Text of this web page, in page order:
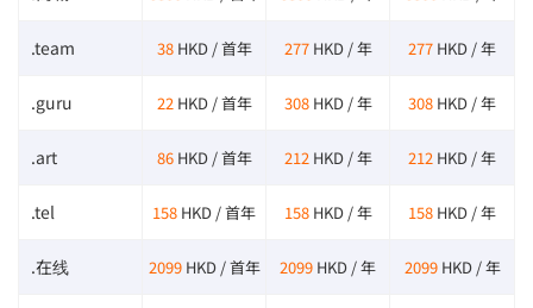
.team 38 HKD / 首年 277 HKD / 年 277 HKD / 年
.guru 22 HKD / 首年 308 HKD / 年 308 HKD / 年
.art 86 HKD / 首年 212 HKD / 年 212 HKD / 年
.tel 158 HKD / 首年 158 HKD / 年 158 HKD / 年
.在线 2099 HKD / 首年 2099 HKD / 年 2099 HKD / 年